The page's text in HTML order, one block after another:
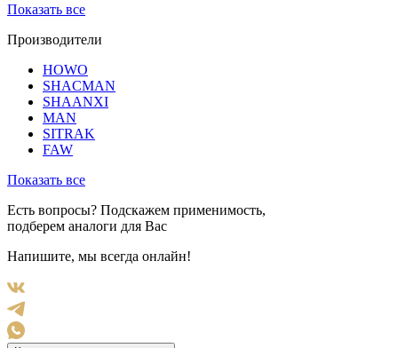
Показать все
Производители
HOWO
SHACMAN
SHAANXI
MAN
SITRAK
FAW
Показать все
Есть вопросы? Подскажем применимость,
подберем аналоги для Вас
Напишите, мы всегда онлайн!